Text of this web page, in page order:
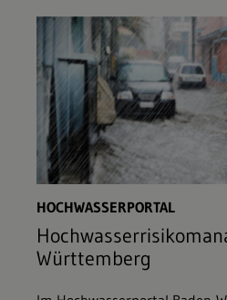
HOCHWASSERPORTAL
Württemberg